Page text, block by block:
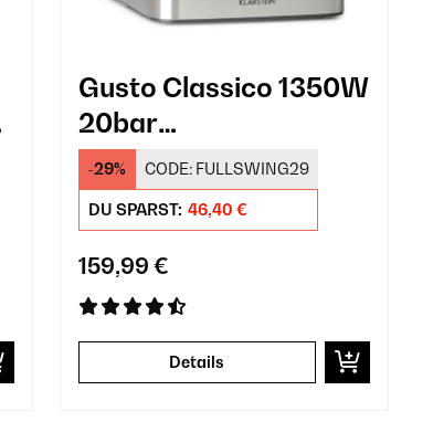
Gusto Classico 1350W
20bar
Siebträgermaschine
Schwarz
-29% CODE: FULLSWING29
DU SPARST: 46,40 €
159,99 €
Details